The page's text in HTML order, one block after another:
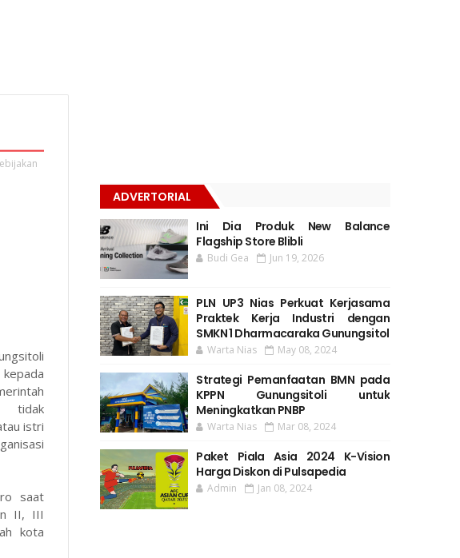
tidak
istri
saat
II, III
kota
ADVERTORIAL
Ini Dia Produk New Balance
Flagship Store Blibli
Budi Gea Jun 19, 2026
PLN UP3 Nias Perkuat Kerjasama
Praktek Kerja Industri dengan
SMKN 1 Dharmacaraka Gunungsitol
Warta Nias May 08, 2024
Strategi Pemanfaatan BMN pada
KPPN Gunungsitoli untuk
Meningkatkan PNBP
Warta Nias Mar 08, 2024
Paket Piala Asia 2024 K-Vision
Harga Diskon di Pulsapedia
Admin Jan 08, 2024